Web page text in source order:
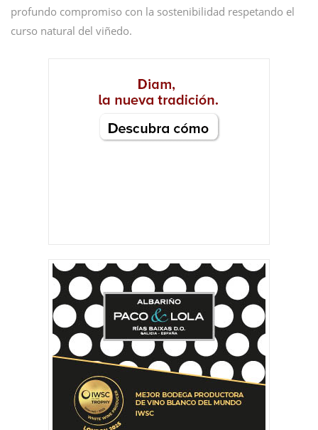
profundo compromiso con la sostenibilidad respetando el
curso natural del viñedo.